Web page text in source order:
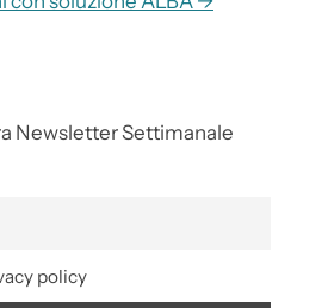
Newsletter Settimanale
policy